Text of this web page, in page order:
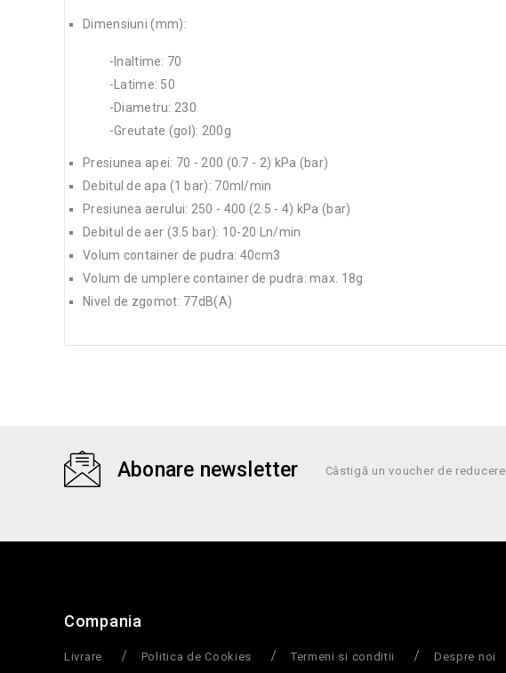
Dimensiuni (mm):
-Inaltime: 70
-Latime: 50
-Diametru: 230
-Greutate (gol): 200g
Presiunea apei: 70 - 200 (0.7 - 2) kPa (bar)
Debitul de apa (1 bar): 70ml/min
Presiunea aerului: 250 - 400 (2.5 - 4) kPa (bar)
Debitul de aer (3.5 bar): 10-20 Ln/min
Volum container de pudra: 40cm3
Volum de umplere container de pudra: max. 18g
Nivel de zgomot: 77dB(A)
Abonare newsletter Câstigă un voucher de reducere.
Compania
Livrare Politica de Cookies Termeni si conditii Despre noi